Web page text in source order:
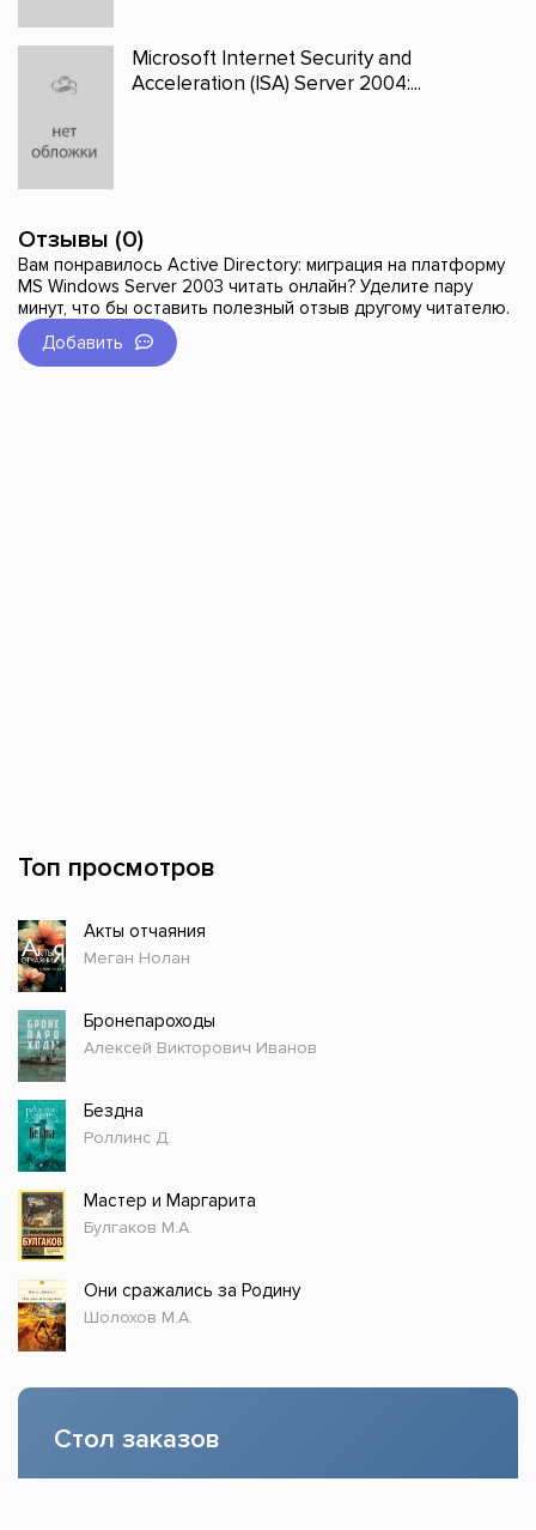
Microsoft Internet Security and
Acceleration (ISA) Server 2004:...
Отзывы (0)
Вам понравилось Active Directory: миграция на платформу
MS Windows Server 2003 читать онлайн? Уделите пару
минут, что бы оставить полезный отзыв другому читателю.
Добавить
Топ просмотров
Акты отчаяния
Меган Нолан
Бронепароходы
Алексей Викторович Иванов
Бездна
Роллинс Д.
Мастер и Маргарита
Булгаков М.А.
Они сражались за Родину
Шолохов М.А.
Стол заказов